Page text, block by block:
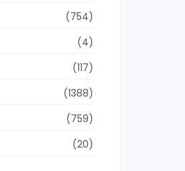
(754)
(4)
(117)
(1388)
(759)
(20)